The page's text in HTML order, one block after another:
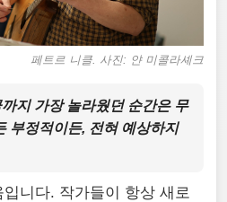
페트르 니클 . 사진: 얀 미콜라셰크
지 가장 놀라웠던 순간은 무
부정적이든, 전혀 예상하지
니다. 작가들이 항상 새로